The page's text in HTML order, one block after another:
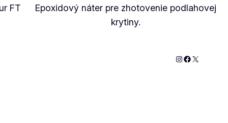
FT
Epoxidový náter pre zhotovenie podlahovej
krytiny.
Instagram
Facebook
X